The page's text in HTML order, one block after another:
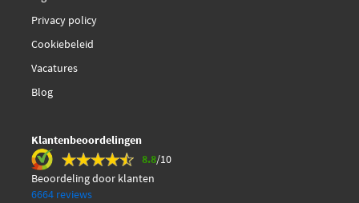
Privacy policy
Cookiebeleid
Vacatures
Blog
Klantenbeoordelingen
8.8/10
Beoordeling door klanten
6664 reviews